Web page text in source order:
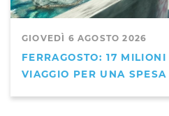
GIOVEDÌ 6 AGOSTO 2026
FERRAGOSTO: 17
VIAGGIO PER UNA